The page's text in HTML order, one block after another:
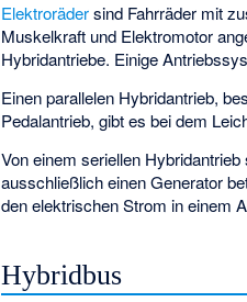
Elektrorädersind Fahrräder mit
Muskelkraft und Elektromotor
Hybridantriebe. Einige
Einen parallelen Hybridantrieb,
Pedalantrieb, gibt es bei dem
Von einem seriellen
ausschließlich einen Generator
den elektrischen Strom in einem
Hybridbus